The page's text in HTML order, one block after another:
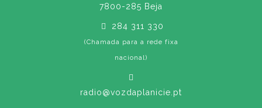
7800-285 Beja
284 311 330
(Chamada para a rede fixa
nacional)
radio@vozdaplanicie.pt